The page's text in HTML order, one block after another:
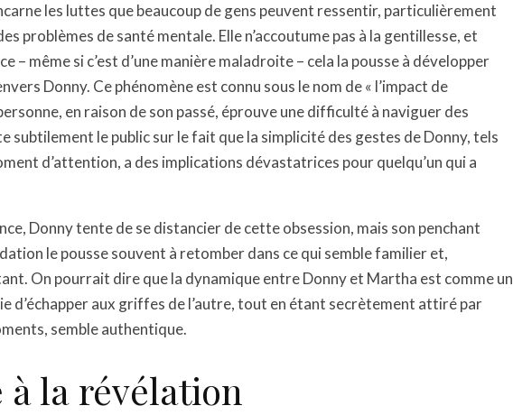
les luttes que beaucoup de gens peuvent ressentir, particulièrement
problèmes de santé mentale. Elle n’accoutume pas à la gentillesse, et
– même si c’est d’une manière maladroite – cela la pousse à développer
Donny. Ce phénomène est connu sous le nom de « l’impact de
en raison de son passé, éprouve une difficulté à naviguer des
subtilement le public sur le fait que la simplicité des gestes de Donny, tels
d’attention, a des implications dévastatrices pour quelqu’un qui a
Donny tente de se distancier de cette obsession, mais son penchant
le pousse souvent à retomber dans ce qui semble familier et,
On pourrait dire que la dynamique entre Donny et Martha est comme un
d’échapper aux griffes de l’autre, tout en étant secrètement attiré par
semble authentique.
à la révélation